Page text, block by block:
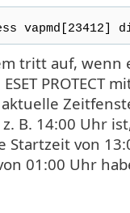
tritt auf, wenn
PROTECT
aktuelle
B. 14:00 Uhr
Startzeit von
01:00 Uhr